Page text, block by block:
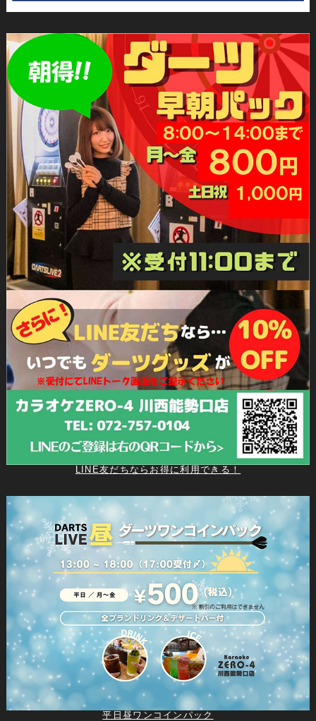
LINE友だちならお得に利用できる！
平日昼ワンコインパック